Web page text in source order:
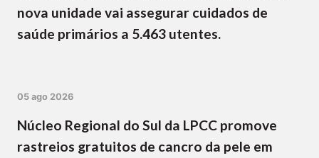
nova unidade vai assegurar cuidados de
saúde primários a 5.463 utentes.
05 ago 2026
Núcleo Regional do Sul da LPCC promove
rastreios gratuitos de cancro da pele em